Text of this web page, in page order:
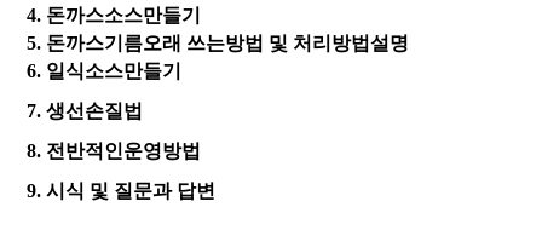
4. 돈까스소스만들기
5. 돈까스기름오래 쓰는방법 및 처리방법설명
6. 일식소스만들기
7. 생선손질법
8. 전반적인운영방법
9. 시식 및 질문과 답변